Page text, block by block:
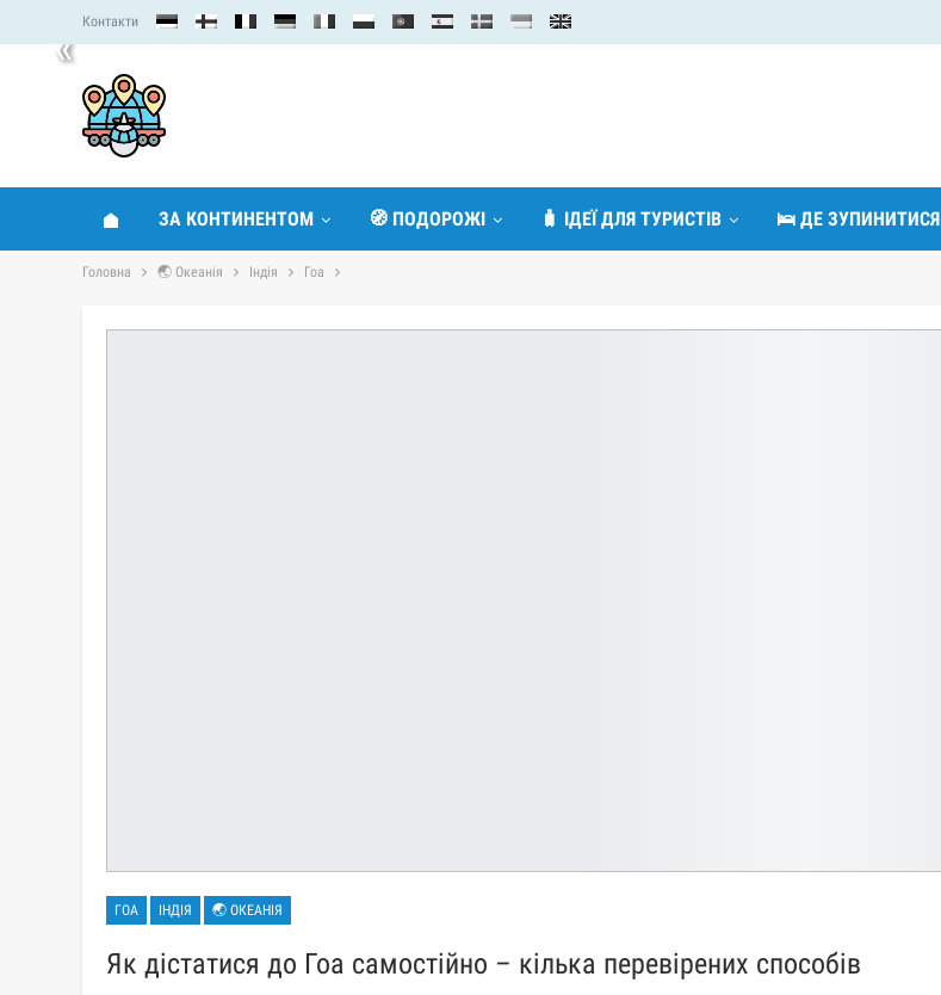
« Контакти
ЗА КОНТИНЕНТОМ 🧭 ПОДОРОЖІ 🧳 ІДЕЇ ДЛЯ ТУРИСТІВ 🛌 ДЕ ЗУПИНИТИСЯ
Головна 🌏 Океанія Індія Гоа
ГОА ІНДІЯ 🌏 ОКЕАНІЯ
Як дістатися до Гоа самостійно – кілька перевірених способів